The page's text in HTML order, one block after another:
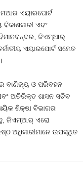
ଏୟାରପୋର୍ଟ
ଏବଂ
ଜିଏମ୍‌ଆର୍‌
ଏୟାରପୋର୍ଟ ସମେତ
ବାଣିଜ୍ୟ ଓ ପରିବହନ
ଅତିରିକ୍ତ ଶାସନ ସଚିବ
ଶିକ୍ଷା ବିଭାଗର
ଜିଏମ୍‌ଆର୍‌ ଏରୋ
ଅଧିକାରୀମାନେ ଉପସ୍ଥିତ